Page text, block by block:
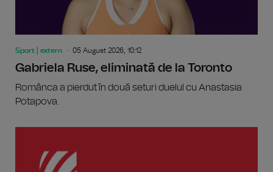
Sport | extern 05 August 2026, 10:12
Gabriela Ruse, eliminată de la Toronto
Românca a pierdut în două seturi duelul cu Anastasia
Potapova.